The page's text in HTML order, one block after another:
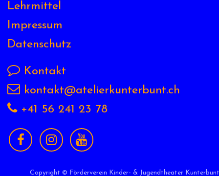
Lehrmittel
Impressum
Datenschutz
Kontakt
kontakt@atelierkunterbunt.ch
+41 56 241 23 78
Copyright © Förderverein Kinder- & Jugendtheater K​unterbunt